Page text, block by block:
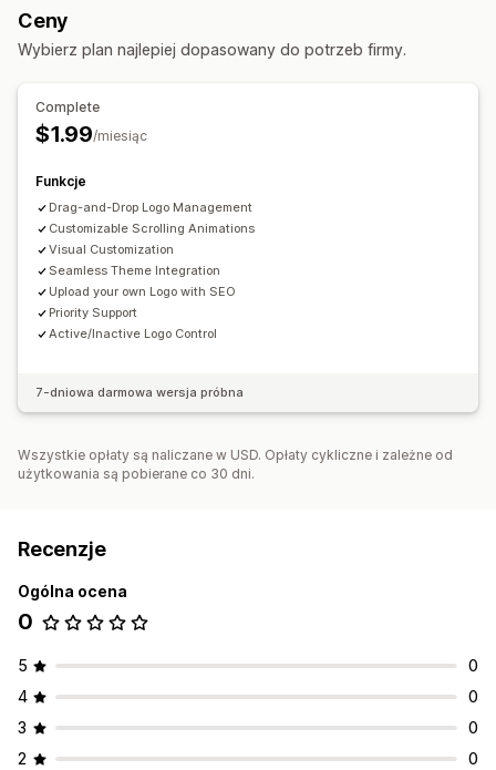
Spersonalizowane rekomendacje
Niestandardowy CSS
Ceny
Wybierz plan najlepiej dopasowany do potrzeb firmy.
Complete
$1.99/miesiąc
Funkcje
Drag-and-Drop Logo Management
Customizable Scrolling Animations
Visual Customization
Seamless Theme Integration
Upload your own Logo with SEO
Priority Support
Active/Inactive Logo Control
7-dniowa darmowa wersja próbna
Wszystkie opłaty są naliczane w USD. Opłaty cykliczne i zależne od
użytkowania są pobierane co 30 dni.
Recenzje
Ogólna ocena
0
5
0
4
0
3
0
2
0